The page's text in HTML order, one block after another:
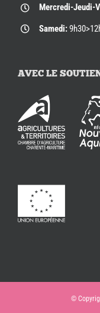
Mercredi-Jeudi-
Samedi:
AVEC LE
©